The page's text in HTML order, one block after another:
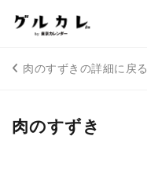
肉のすずきの詳細に戻る
肉のすずき